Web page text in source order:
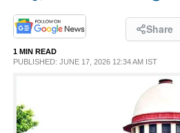
PHOTOS
SPIRITUAL
Share
1 MIN READ
PUBLISHED: JUNE 17, 2026 12:34 AM IST